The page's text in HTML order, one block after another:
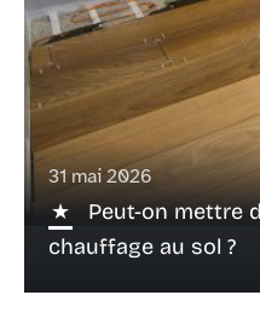
31 mai 2026
Peut-on mettre
chauffage au sol ?